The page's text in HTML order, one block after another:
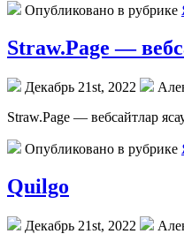
Опубликовано в рубрике
Straw.Page —
Декабрь 21st, 2022
Straw.Page — вебсайтлар
Опубликовано в рубрике
Quilgo
Декабрь 21st, 2022